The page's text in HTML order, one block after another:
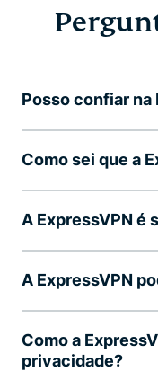
Posso confiar na
Como sei que a
A ExpressVPN é
A ExpressVPN
Como a
privacidade?